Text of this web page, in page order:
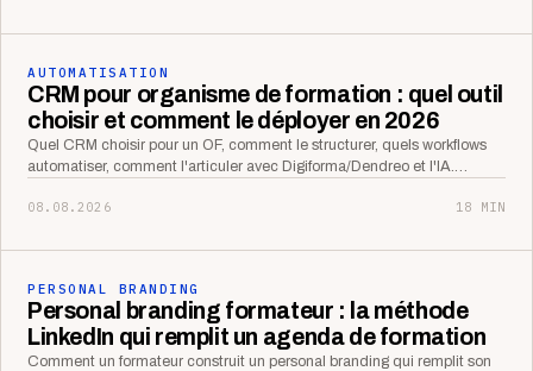
AUTOMATISATION
CRM pour organisme de formation : quel outil
choisir et comment le déployer en 2026
Quel CRM choisir pour un OF, comment le structurer, quels workflows
automatiser, comment l'articuler avec Digiforma/Dendreo et l'IA.…
08.08.2026 18 MIN
PERSONAL BRANDING
Personal branding formateur : la méthode
LinkedIn qui remplit un agenda de formation
Comment un formateur construit un personal branding qui remplit son